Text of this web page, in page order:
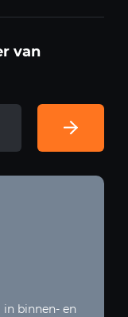
van
binnen- en